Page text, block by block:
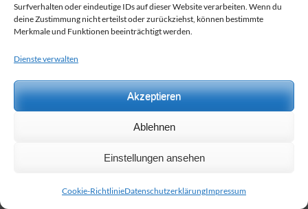
Surfverhalten oder eindeutige IDs auf dieser Website verarbeiten. Wenn du
deine Zustimmung nicht erteilst oder zurückziehst, können bestimmte
Merkmale und Funktionen beeinträchtigt werden.
Dienste verwalten
Akzeptieren
Ablehnen
Einstellungen ansehen
Cookie-RichtlinieDatenschutzerklärungImpressum
Copyright ©2026
WordPress. Datenschutzerklärung